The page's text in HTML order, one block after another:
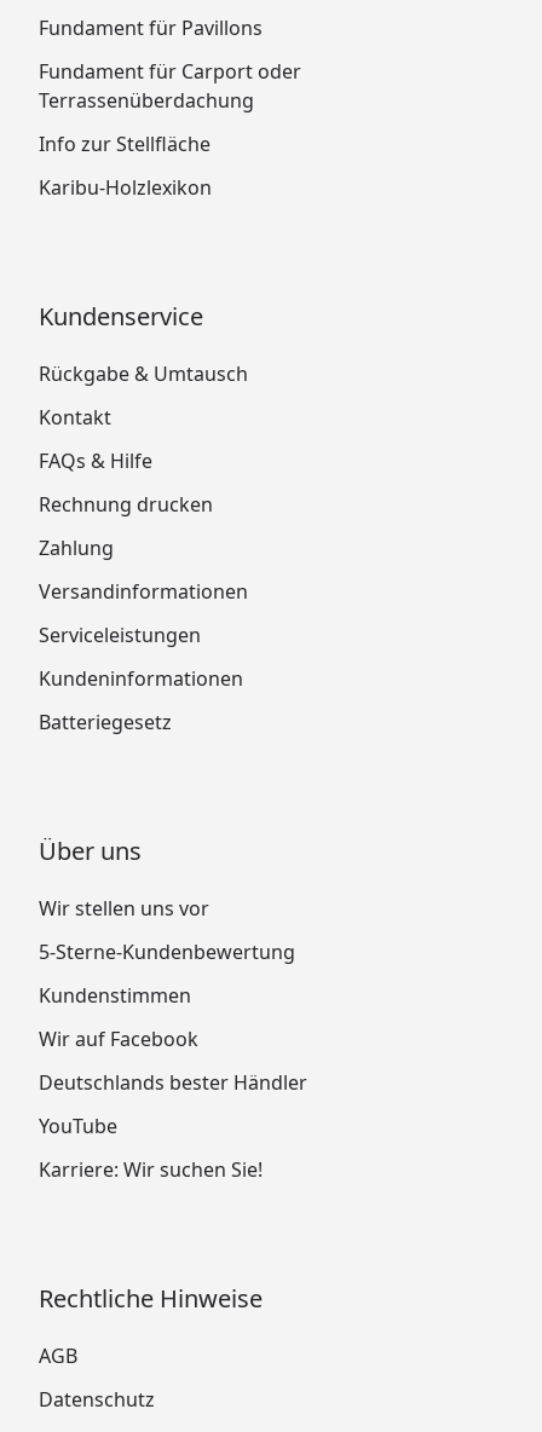
Fundament für Pavillons
Fundament für Carport oder
Terrassenüberdachung
Info zur Stellfläche
Karibu-Holzlexikon
Kundenservice
Rückgabe & Umtausch
Kontakt
FAQs & Hilfe
Rechnung drucken
Zahlung
Versandinformationen
Serviceleistungen
Kundeninformationen
Batteriegesetz
Über uns
Wir stellen uns vor
5-Sterne-Kundenbewertung
Kundenstimmen
Wir auf Facebook
Deutschlands bester Händler
YouTube
Karriere: Wir suchen Sie!
Rechtliche Hinweise
AGB
Datenschutz